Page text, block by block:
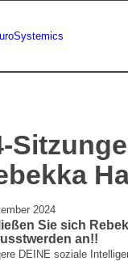
2024
Sie sich
an!!
DEINE soziale